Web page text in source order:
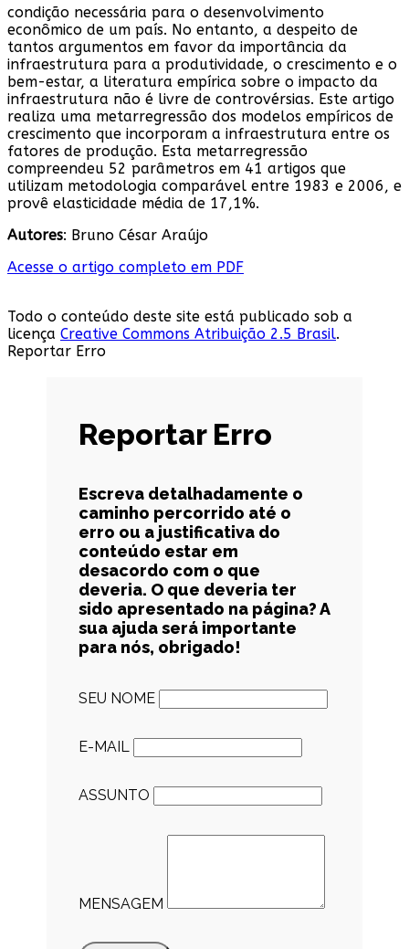
condição necessária para o desenvolvimento
econômico de um país. No entanto, a despeito de
tantos argumentos em favor da importância da
infraestrutura para a produtividade, o crescimento e o
bem-estar, a literatura empírica sobre o impacto da
infraestrutura não é livre de controvérsias. Este artigo
realiza uma metarregressão dos modelos empíricos de
crescimento que incorporam a infraestrutura entre os
fatores de produção. Esta metarregressão
compreendeu 52 parâmetros em 41 artigos que
utilizam metodologia comparável entre 1983 e 2006, e
provê elasticidade média de 17,1%.
Autores: Bruno César Araújo
Acesse o artigo completo em PDF
Todo o conteúdo deste site está publicado sob a
licença Creative Commons Atribuição 2.5 Brasil.
Reportar Erro
Reportar Erro
Escreva detalhadamente o
caminho percorrido até o
erro ou a justificativa do
conteúdo estar em
desacordo com o que
deveria. O que deveria ter
sido apresentado na página? A
sua ajuda será importante
para nós, obrigado!
SEU NOME
E-MAIL
ASSUNTO
MENSAGEM